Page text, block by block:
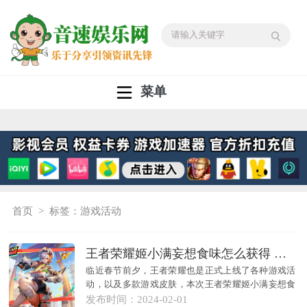
菜单
首页 > 标签：游戏活动
王者荣耀姬小满妄想食味怎么获得 姬小满妄想食味皮肤免费获取方法
临近春节前夕，王者荣耀也是正式上线了各种游戏活
动，以及多款游戏皮肤，本次王者荣耀姬小满妄想食
味上线，很多的游戏玩家还不知道王者荣耀姬小满妄
发布时间： 2024-02-01